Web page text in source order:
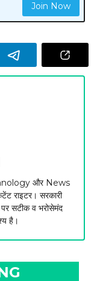
Join Now
और News
राइटर। सरकारी
सटीक व भरोसेमंद
है।